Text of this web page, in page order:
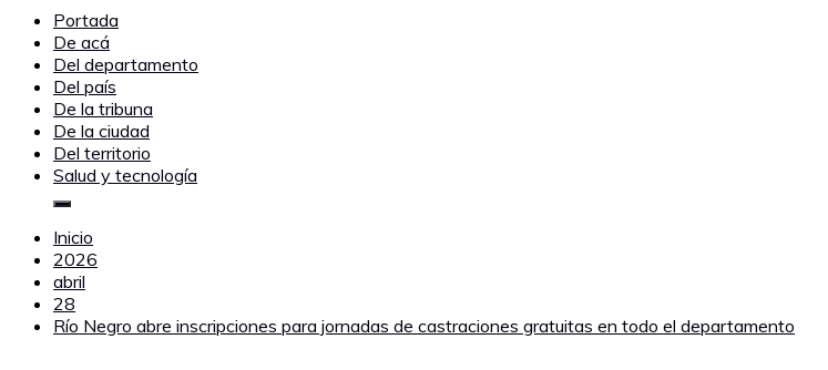
Portada
De acá
Del departamento
Del país
De la tribuna
De la ciudad
Del territorio
Salud y tecnología
Inicio
2026
abril
28
Río Negro abre inscripciones para jornadas de castraciones gratuitas en todo el departamento